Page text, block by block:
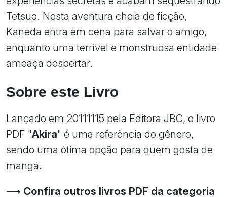
Tetsuo. Nesta aventura cheia de ficção,
Kaneda entra em cena para salvar o amigo,
enquanto uma terrível e monstruosa entidade
ameaça despertar.
Sobre este Livro
Lançado em 20111115 pela Editora JBC, o livro
PDF "Akira" é uma referência do gênero,
sendo uma ótima opção para quem gosta de
mangá.
⟶ Confira outros livros PDF da categoria